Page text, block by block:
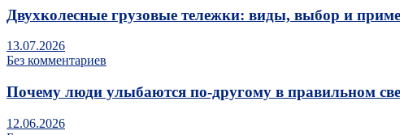
Двухколесные грузовые тележки: виды, выбор и
13.07.2026
Без комментариев
Почему люди улыбаются по‑другому в правильном
12.06.2026